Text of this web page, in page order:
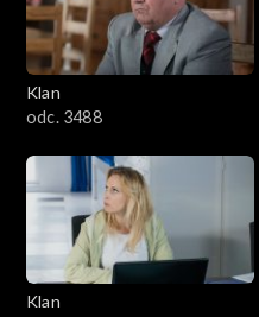
2401–2500
2301–2400
2201–2300
2101–2200
2001–2100
Klan
odc. 3488
Klan